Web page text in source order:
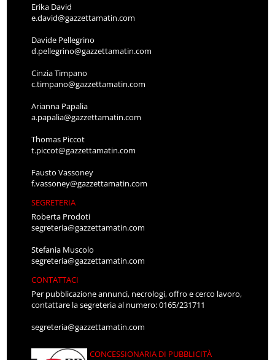
Erika David
e.david@gazzettamatin.com
Davide Pellegrino
d.pellegrino@gazzettamatin.com
Cinzia Timpano
c.timpano@gazzettamatin.com
Arianna Papalia
a.papalia@gazzettamatin.com
Thomas Piccot
t.piccot@gazzettamatin.com
Fausto Vassoney
f.vassoney@gazzettamatin.com
SEGRETERIA
Roberta Prodoti
segreteria@gazzettamatin.com
Stefania Muscolo
segreteria@gazzettamatin.com
CONTATTACI
Per pubblicazione annunci, necrologi, offro e cerco lavoro,
contattare la segreteria al numero: 0165/231711
segreteria@gazzettamatin.com
CONCESSIONARIA DI PUBBLICITÀ